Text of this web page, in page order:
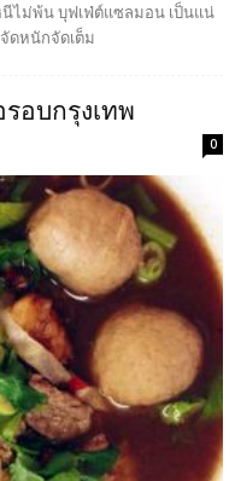
ไม่พ้น บุฟเฟ่ต์แซลมอน เป็นแน่
ดหนักจัดเต็ม
อบกรุงเทพ
0